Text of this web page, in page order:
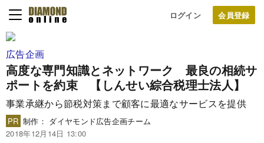
ログイン
広告企画
高度な専門知識とネットワーク 最良の相続サ
ポートを約束 【しんせい綜合税理士法人】
事業承継から節税対策まで顧客に最適なサービスを提供
PR 制作： ダイヤモンド広告企画チーム
2018年12月14日 13:00